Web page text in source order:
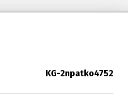
KG-2npatko4752